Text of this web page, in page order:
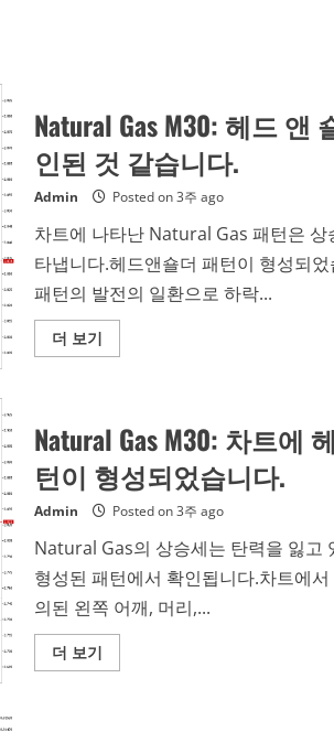
Natural Gas M30: 헤드 앤
인된 것 같습니다.
Admin Posted on 3주 ago
차트에 나타난 Natural Gas 패턴은 상
타냅니다.헤드앤숄더 패턴이 형성되
패턴의 발전의 일환으로 하락...
더 보기Read
more
헤
드
숄
더
패
턴
이
확
인
된
것
같
습
니
다.
Natural Gas M30: 차트에
턴이 형성되었습니다.
Admin Posted on 3주 ago
Natural Gas의 상승세는 탄력을 잃고
형성된 패턴에서 확인됩니다.차트에
의된 왼쪽 어깨, 머리,...
더 보기Read
more